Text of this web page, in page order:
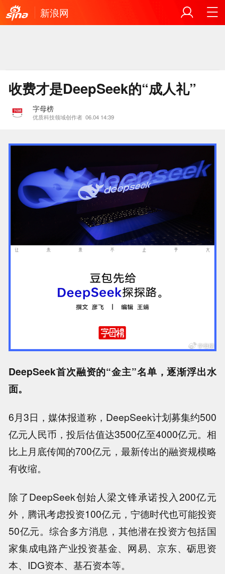
新浪网
收费才是DeepSeek的“成人礼”
字母榜
优质科技领域创作者 06.04 14:39
DeepSeek首次融资的“金主”名单，逐渐浮出水
面。
6月3日，媒体报道称，DeepSeek计划募集约500
亿元人民币，投后估值达3500亿至4000亿元。相
比上月底传闻的700亿元，最新传出的融资规模略
有收缩。
除了DeepSeek创始人梁文锋承诺投入200亿元
外，腾讯考虑投资100亿元，宁德时代也可能投资
50亿元。综合多方消息，其他潜在投资方包括国
家集成电路产业投资基金、网易、京东、砺思资
本、IDG资本、基石资本等。